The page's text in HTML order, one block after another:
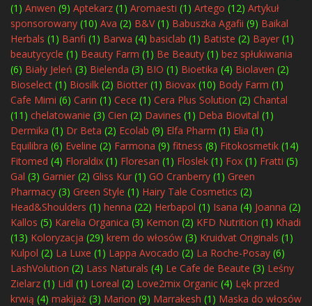
(1) Anwen (9) Aptekarz (1) Aromaesti (1) Artego (12) Artykuł
sponsorowany (10) Ava (2) B&V(1) Babuszka Agafii (9) Baikal
Herbals (1) Banfi (1) Barwa (4) basiclab (1) Batiste (2) Bayer (1)
beautycycle (1) Beauty Farm (1) Be Beauty (1) bez spłukiwania
(6) Biały Jeleń (3) Bielenda (3) BIO (1) Bioetika (4) Biolaven (2)
Bioselect (1) Biosilk (2) Biotter (1) Biovax (10) Body Farm (1)
Cafe Mimi (6) Carin (1) Cece (1) Cera Plus Solution (2) Chantal
(11) chelatowanie (3) Cien (2) Davines (1) Deba Biovital (1)
Dermika (1) Dr Beta (2) Ecolab (9) Elfa Pharm (1) Elia (1)
Equilibra (6) Eveline (2) Farmona (9) fitness (8) Fitokosmetik (14)
Fitomed (4) Floraldix (1) Floresan (1) Floslek (1) Fox (1) Fratti (5)
Gal (3) Garnier (2) Gliss Kur (1) GO Cranberry (1) Green
Pharmacy (3) Green Style (1) Hairy Tale Cosmetics (2)
Head&Shoulders (1) henna (22) Herbapol (1) Isana (4) Joanna (2)
Kallos (5) Karelia Organica (3) Kemon (2) KFD Nutrition (1) Khadi
(13) Koloryzacja (29) krem do włosów (3) Kruidvat Originals (1)
Kulpol (2) La Luxe (1) Lappa Avocado (2) La Roche-Posay (6)
LashVolution (2) Lass Naturals (4) Le Cafe de Beaute (3) Leśny
Zielarz (1) Lidl (1) Loreal (2) Love2mix Organic (4) Lęk przed
krwią (4) makijaż (3) Marion (9) Marrakesh (1) Maska do włosów